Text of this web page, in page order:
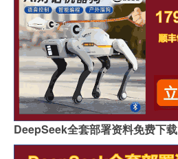
DeepSeek全套部署资料免费下载